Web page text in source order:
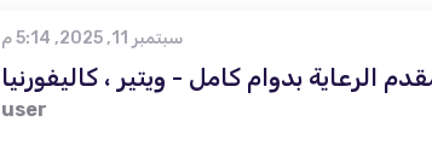
سبتمبر 11, 2025, 5:14 م
الرعاية بدوام كامل - ويتير ، كاليفورنيا
user